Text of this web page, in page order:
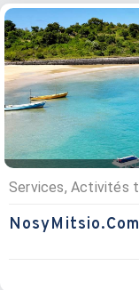
NosyMitsio.com